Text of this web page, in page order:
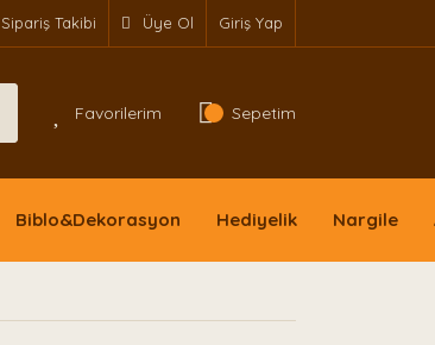
Sipariş Takibi Üye Ol Giriş Yap
Favorilerim Sepetim
Biblo&Dekorasyon Hediyelik Nargile